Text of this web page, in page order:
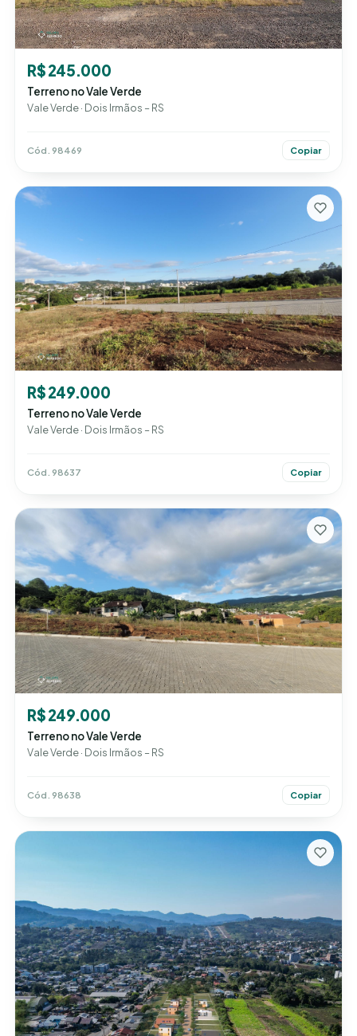
R$ 245.000
Terreno no Vale Verde
Vale Verde · Dois Irmãos – RS
Cód. 98469 Copiar
R$ 249.000
Terreno no Vale Verde
Vale Verde · Dois Irmãos – RS
Cód. 98637 Copiar
R$ 249.000
Terreno no Vale Verde
Vale Verde · Dois Irmãos – RS
Cód. 98638 Copiar